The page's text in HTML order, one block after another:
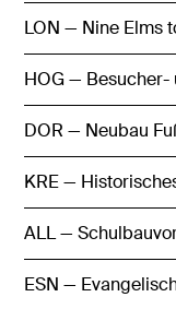
LON — Nine Elms
KRE —
ESN —